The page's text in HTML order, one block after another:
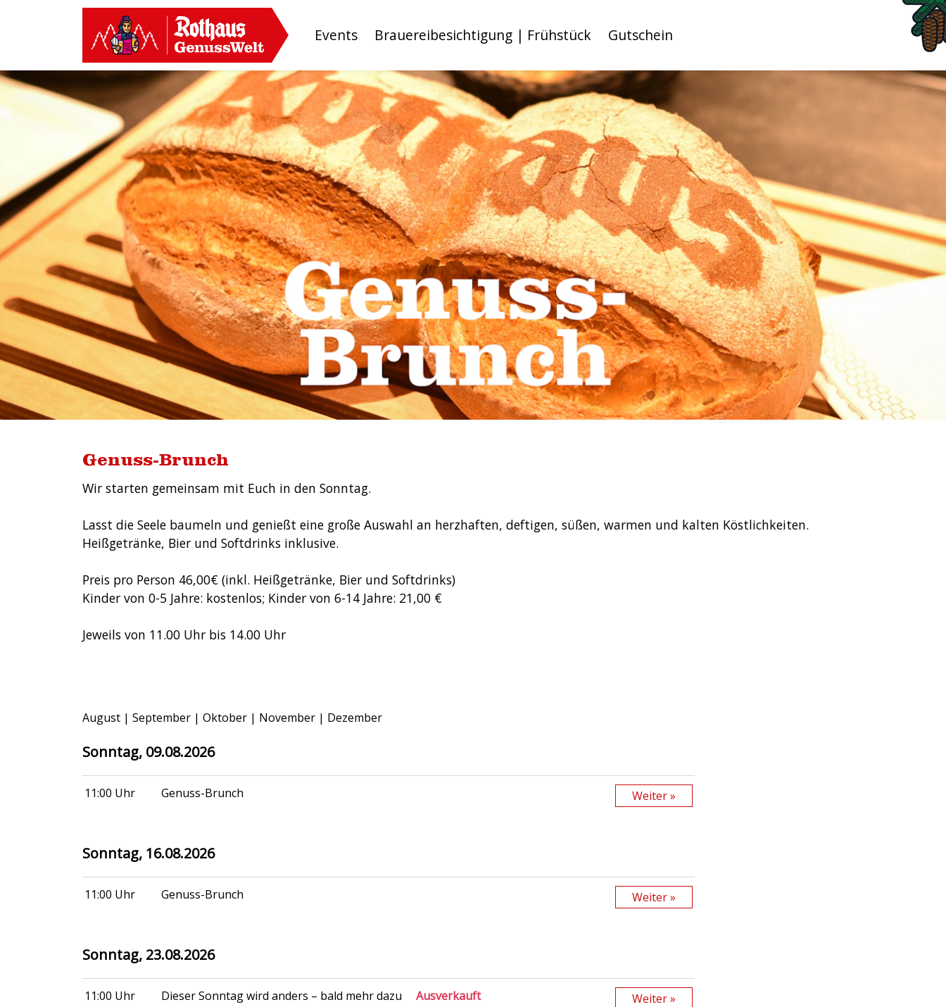
Events Brauereibesichtigung | Frühstück Gutschein
Genuss-Brunch
Wir starten gemeinsam mit Euch in den Sonntag.
Lasst die Seele baumeln und genießt eine große Auswahl an herzhaften, deftigen, süßen, warmen und kalten Köstlichkeiten.
Heißgetränke, Bier und Softdrinks inklusive.
Preis pro Person 46,00€ (inkl. Heißgetränke, Bier und Softdrinks)
Kinder von 0-5 Jahre: kostenlos; Kinder von 6-14 Jahre: 21,00 €
Jeweils von 11.00 Uhr bis 14.00 Uhr
August | September | Oktober | November | Dezember
Sonntag, 09.08.2026
11:00 Uhr Genuss-Brunch Weiter »
Sonntag, 16.08.2026
11:00 Uhr Genuss-Brunch Weiter »
Sonntag, 23.08.2026
11:00 Uhr Dieser Sonntag wird anders – bald mehr dazu Ausverkauft Weiter »